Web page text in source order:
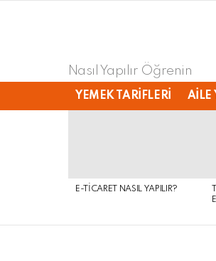
Nasıl Yapılır Öğrenin
YEMEK TARIFLERI AILE
E-TICARET NASIL YAPILIR?